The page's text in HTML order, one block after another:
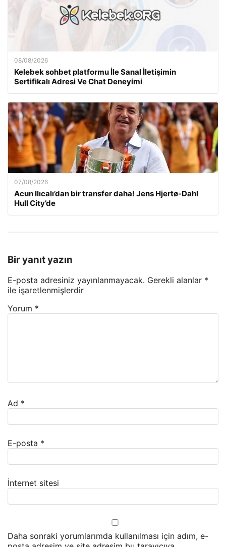
08/08/2026
Kelebek sohbet platformu İle Sanal İletişimin
Sertifikalı Adresi Ve Chat Deneyimi
07/08/2026
Acun Ilıcalı’dan bir transfer daha! Jens Hjertø-Dahl
Hull City’de
Bir yanıt yazın
E-posta adresiniz yayınlanmayacak. Gerekli alanlar *
ile işaretlenmişlerdir
Yorum *
Ad *
E-posta *
İnternet sitesi
Daha sonraki yorumlarımda kullanılması için adım, e-